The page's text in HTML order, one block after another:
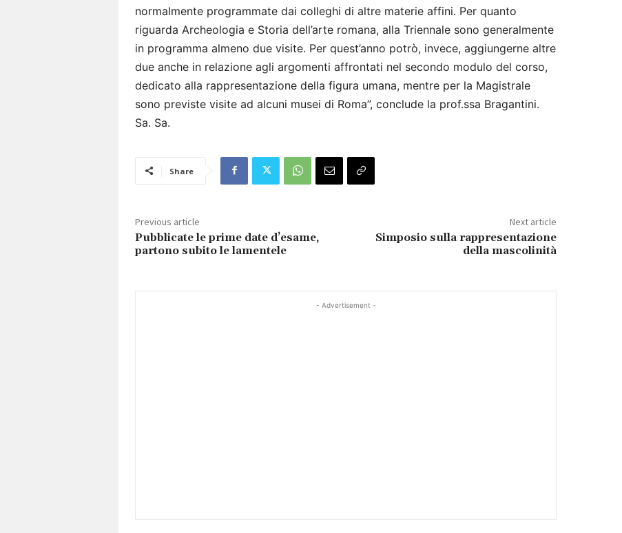
normalmente programmate dai colleghi di altre materie affini. Per quanto
riguarda Archeologia e Storia dell’arte romana, alla Triennale sono generalmente
in programma almeno due visite. Per quest’anno potrò, invece, aggiungerne altre
due anche in relazione agli argomenti affrontati nel secondo modulo del corso,
dedicato alla rappresentazione della figura umana, mentre per la Magistrale
sono previste visite ad alcuni musei di Roma”, conclude la prof.ssa Bragantini.
Sa. Sa.
Share
Previous article
Pubblicate le prime date d’esame,
partono subito le lamentele
Next article
Simposio sulla rappresentazione
della mascolinità
- Advertisement -